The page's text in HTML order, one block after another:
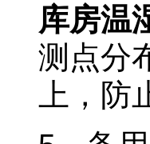
库房温
测点分
上，